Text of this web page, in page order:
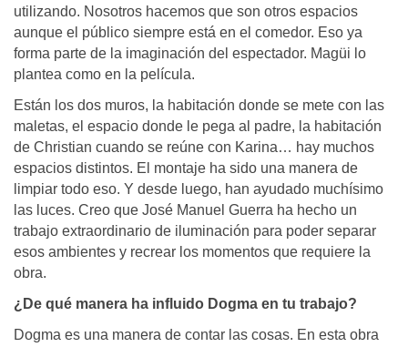
utilizando. Nosotros hacemos que son otros espacios
aunque el público siempre está en el comedor. Eso ya
forma parte de la imaginación del espectador. Magüi lo
plantea como en la película.
Están los dos muros, la habitación donde se mete con las
maletas, el espacio donde le pega al padre, la habitación
de Christian cuando se reúne con Karina… hay muchos
espacios distintos. El montaje ha sido una manera de
limpiar todo eso. Y desde luego, han ayudado muchísimo
las luces. Creo que José Manuel Guerra ha hecho un
trabajo extraordinario de iluminación para poder separar
esos ambientes y recrear los momentos que requiere la
obra.
¿De qué manera ha influido Dogma en tu trabajo?
Dogma es una manera de contar las cosas. En esta obra